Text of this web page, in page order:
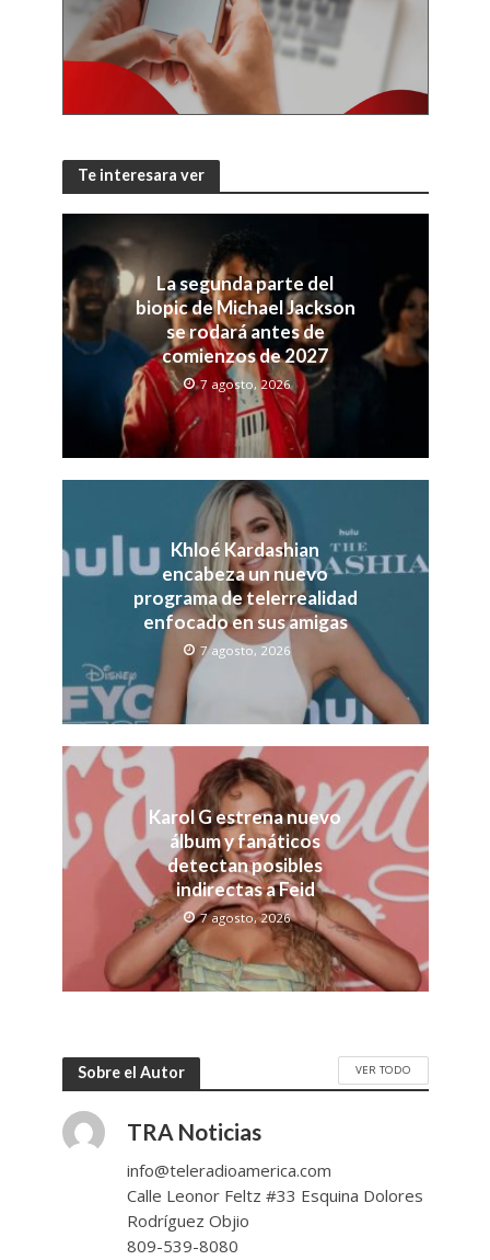
Te interesara ver
La segunda parte del
biopic de Michael Jackson
se rodará antes de
comienzos de 2027
7 agosto, 2026
Khloé Kardashian
encabeza un nuevo
programa de telerrealidad
enfocado en sus amigas
7 agosto, 2026
Karol G estrena nuevo
álbum y fanáticos
detectan posibles
indirectas a Feid
7 agosto, 2026
Sobre el Autor VER TODO
TRA Noticias
info@teleradioamerica.com
Calle Leonor Feltz #33 Esquina Dolores
Rodríguez Objio
809-539-8080